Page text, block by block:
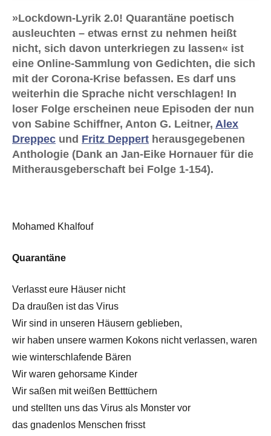
»Lockdown-Lyrik 2.0! Quarantäne poetisch
ausleuchten – etwas ernst zu nehmen heißt
nicht, sich davon unterkriegen zu lassen« ist
eine Online-Sammlung von Gedichten, die sich
mit der Corona-Krise befassen. Es darf uns
weiterhin die Sprache nicht verschlagen! In
loser Folge erscheinen neue Episoden der nun
von Sabine Schiffner, Anton G. Leitner, Alex
Dreppec und Fritz Deppert herausgegebenen
Anthologie (Dank an Jan-Eike Hornauer für die
Mitherausgeberschaft bei Folge 1-154).
Mohamed Khalfouf
Quarantäne
Verlasst eure Häuser nicht
Da draußen ist das Virus
Wir sind in unseren Häusern geblieben,
wir haben unsere warmen Kokons nicht verlassen, waren
wie winterschlafende Bären
Wir waren gehorsame Kinder
Wir saßen mit weißen Betttüchern
und stellten uns das Virus als Monster vor
das gnadenlos Menschen frisst